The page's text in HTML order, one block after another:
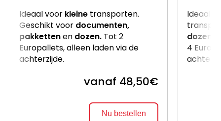
Ideaal voor kleine transporten.
Geschikt voor documenten,
pakkettenen dozen. Tot 2
Europallets, alleen laden via de
achterzijde.
vanaf 48,50€
Nu bestellen
Ideaal
dozen
4